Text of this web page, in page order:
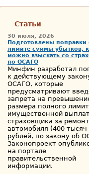
Статьи
30 июля, 2026
Подготовлены поправки
лимите суммы убытков,
можно взыскать со
по ОСАГО
Минфин разработал
к действующему
ОСАГО, которые
предусматривают
запрета на
размера полного
имущественной
страховщика за ремонт
автомобиля (400 тысяч
рублей, по закону об
Законопроект
на портале
правительственной
информации.